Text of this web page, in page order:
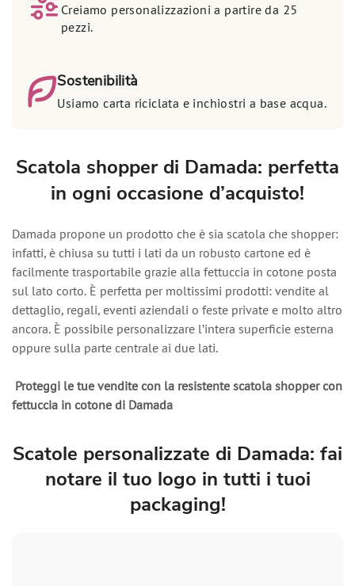
Creiamo personalizzazioni a partire da 25
pezzi.
Sostenibilità
Usiamo carta riciclata e inchiostri a base acqua.
Scatola shopper di Damada: perfetta
in ogni occasione d’acquisto!
Damada propone un prodotto che è sia scatola che shopper:
infatti, è chiusa su tutti i lati da un robusto cartone ed è
facilmente trasportabile grazie alla fettuccia in cotone posta
sul lato corto. È perfetta per moltissimi prodotti: vendite al
dettaglio, regali, eventi aziendali o feste private e molto altro
ancora. È possibile personalizzare l’intera superficie esterna
oppure sulla parte centrale ai due lati.
Proteggi le tue vendite con la resistente scatola shopper con
fettuccia in cotone di Damada
Scatole personalizzate di Damada: fai
notare il tuo logo in tutti i tuoi
packaging!